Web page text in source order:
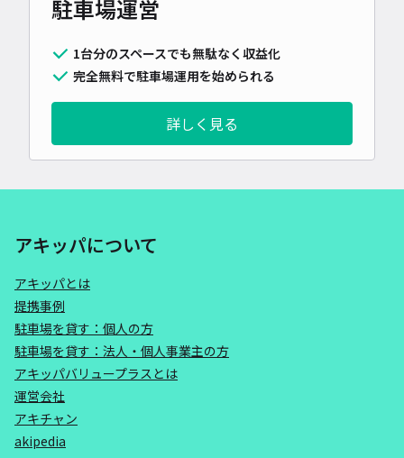
駐車場運営
1台分のスペースでも無駄なく収益化
完全無料で駐車場運用を始められる
詳しく見る
アキッパについて
アキッパとは
提携事例
駐車場を貸す：個人の方
駐車場を貸す：法人・個人事業主の方
アキッパバリュープラスとは
運営会社
アキチャン
akipedia